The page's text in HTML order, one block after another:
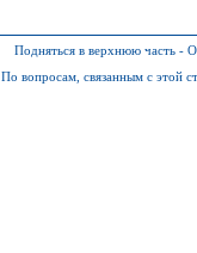
Подняться в верхнюю часть -
По вопросам, связанным с этой